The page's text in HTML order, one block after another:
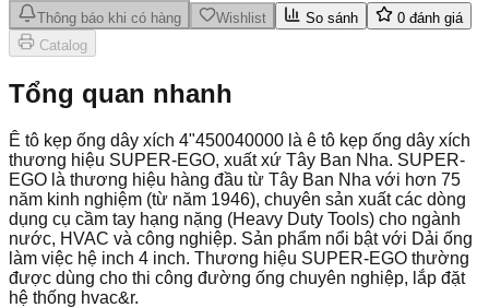
Thông báo khi có hàng Wishlist So sánh 0 đánh giá
Catalog
Tổng quan nhanh
Ê tô kẹp ống dây xích 4"450040000 là ê tô kẹp ống dây xích
thương hiệu SUPER-EGO, xuất xứ Tây Ban Nha. SUPER-
EGO là thương hiệu hàng đầu từ Tây Ban Nha với hơn 75
năm kinh nghiệm (từ năm 1946), chuyên sản xuất các dòng
dụng cụ cầm tay hạng nặng (Heavy Duty Tools) cho ngành
nước, HVAC và công nghiệp. Sản phẩm nổi bật với Dải ống
làm việc hệ inch 4 inch. Thương hiệu SUPER-EGO thường
được dùng cho thi công đường ống chuyên nghiệp, lắp đặt
hệ thống hvac&r.